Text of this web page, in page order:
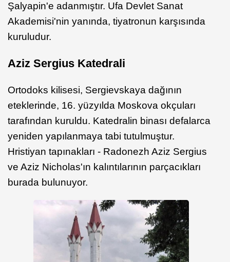
Şalyapin'e adanmıştır. Ufa Devlet Sanat
Akademisi'nin yanında, tiyatronun karşısında
kuruludur.
Aziz Sergius Katedrali
Ortodoks kilisesi, Sergievskaya dağının
eteklerinde, 16. yüzyılda Moskova okçuları
tarafından kuruldu. Katedralin binası defalarca
yeniden yapılanmaya tabi tutulmuştur.
Hristiyan tapınakları - Radonezh Aziz Sergius
ve Aziz Nicholas'ın kalıntılarının parçacıkları
burada bulunuyor.